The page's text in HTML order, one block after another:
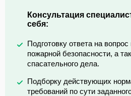
Консультация
себя:
Подготовку ответа на
пожарной безопасности, а
спасательного дела.
Подборку действующих
требований по сути